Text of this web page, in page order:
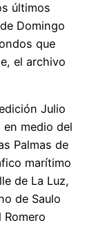
últimos
Domingo
que
el archivo
Julio
en medio del
Palmas de
marítimo
de La Luz,
de Saulo